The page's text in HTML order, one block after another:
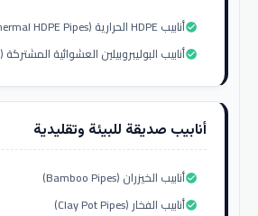
أنابيب HDPE الحرارية (Geothermal HDPE Pipes)check_circle
أنابيب البوليبروبيلين العشوائية المشتركة (PP-R)check_circle
أنابيب صديقة للبيئة وتقليدية
أنابيب الخيزران (Bamboo Pipes)check_circle
أنابيب الفخار (Clay Pot Pipes)check_circle